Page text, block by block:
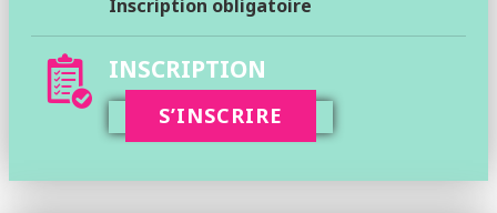
Inscription obligatoire
INSCRIPTION
S’INSCRIRE